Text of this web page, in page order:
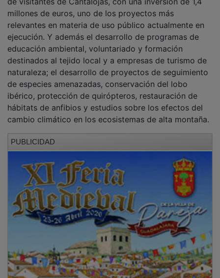
millones de euros, uno de los proyectos más
relevantes en materia de uso público actualmente en
ejecución. Y además el desarrollo de programas de
educación ambiental, voluntariado y formación
destinados al tejido local y a empresas de turismo de
naturaleza; el desarrollo de proyectos de seguimiento
de especies amenazadas, conservación del lobo
ibérico, protección de quirópteros, restauración de
hábitats de anfibios y estudios sobre los efectos del
cambio climático en los ecosistemas de alta montaña.